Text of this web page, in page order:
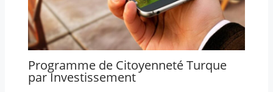
Programme de Citoyenneté Turque
par Investissement